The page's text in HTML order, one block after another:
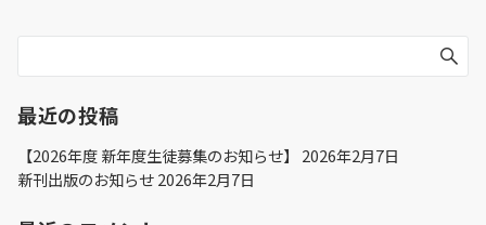
最近の投稿
【2026年度 新年度生徒募集のお知らせ】
2026年2月7日
新刊出版のお知らせ 2026年2月7日